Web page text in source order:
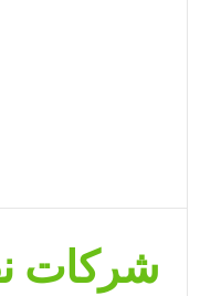
شركات